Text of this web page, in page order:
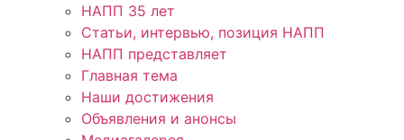
НАПП 35 лет
Статьи, интервью, позиция НАПП
НАПП представляет
Главная тема
Наши достижения
Объявления и анонсы